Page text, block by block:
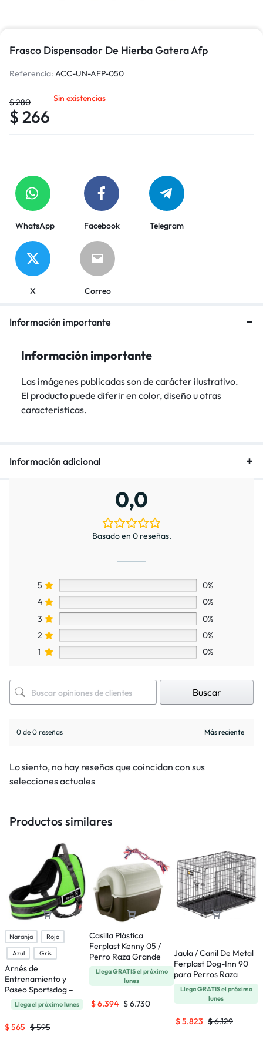
Frasco Dispensador De Hierba Gatera Afp
Referencia: ACC-UN-AFP-050
$280
$ 266
Sin existencias
WhatsApp Facebook Telegram
X Correo
Información importante
Información importante
Las imágenes publicadas son de carácter ilustrativo.
El producto puede diferir en color, diseño u otras
características.
Información adicional
0,0
Basado en 0 reseñas.
5
0%
4
0%
3
0%
2
0%
1
0%
Buscar
0 de 0 reseñas
Lo siento, no hay reseñas que coincidan con sus
selecciones actuales
Productos similares
Naranja
Rojo
Azul
Gris
Arnés de
Entrenamiento y
Paseo Sportsdog –
Talle S
Llega el próximolunes
$595
$565
Casilla Plástica
Ferplast Kenny 05 /
Perro Raza Grande
LlegaGRATISel próximo
lunes
$6.730
$6.394
Jaula / Canil De Metal
Ferplast Dog-Inn 90
para Perros Raza
Mediana
LlegaGRATISel próximo
lunes
$6.129
$5.823